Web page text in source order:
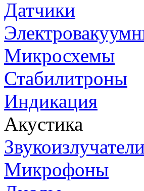
Датчики
Микросхемы
Стабилитроны
Индикация
Акустика
Звукоизлучатели
Микрофоны